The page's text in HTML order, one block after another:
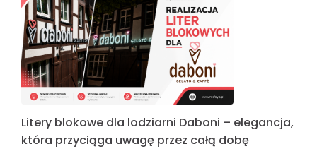
Litery blokowe dla lodziarni Daboni – elegancja,
która przyciąga uwagę przez całą dobę